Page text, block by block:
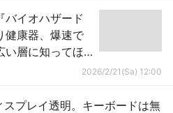
バイオハザード
健康器、爆速で
い層に知ってほ
2026/2/21(Sa) 12:00
スプレイ透明。キーボードは無